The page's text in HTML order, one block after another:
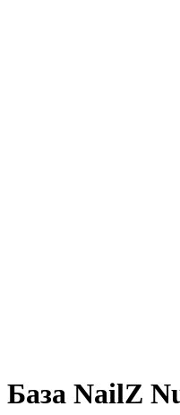
База NailZ